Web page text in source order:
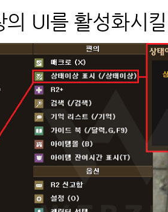
의 UI를 활성화시